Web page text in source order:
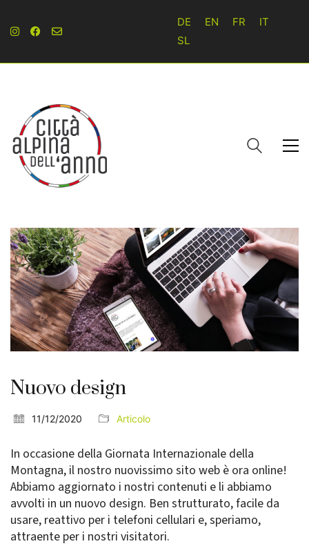
DE EN FR
IT
SL
Nuovo design
11/12/2020 Articolo
In occasione della Giornata Internazionale della
Montagna, il nostro nuovissimo sito web è ora online!
Abbiamo aggiornato i nostri contenuti e li abbiamo
avvolti in un nuovo design. Ben strutturato, facile da
usare, reattivo per i telefoni cellulari e, speriamo,
attraente per i nostri visitatori.